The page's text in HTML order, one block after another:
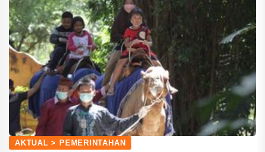
AKTUAL > PEMERINTAHAN